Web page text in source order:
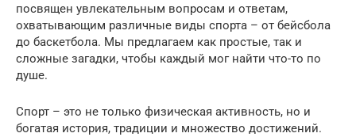
посвящен увлекательным вопросам и ответам,
охватывающим различные виды спорта – от бейсбола
до баскетбола. Мы предлагаем как простые, так и
сложные загадки, чтобы каждый мог найти что-то по
душе.
Спорт – это не только физическая активность, но и
богатая история, традиции и множество достижений.